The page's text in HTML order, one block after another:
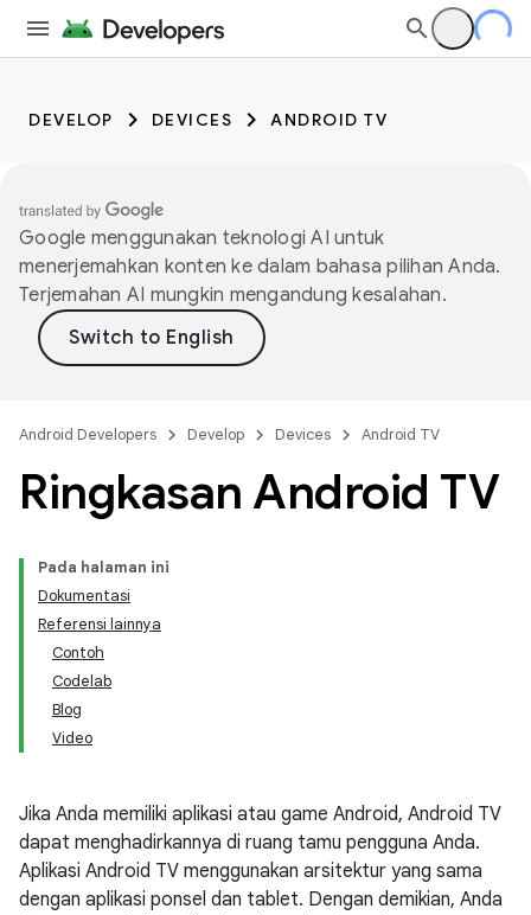
DEVELOP DEVICES ANDROID TV
Google menggunakan teknologi AI untuk
menerjemahkan konten ke dalam bahasa pilihan Anda.
Terjemahan AI mungkin mengandung kesalahan.
Android Developers Develop Devices Android TV
Ringkasan Android TV
Pada halaman ini
Dokumentasi
Referensi lainnya
Contoh
Codelab
Blog
Video
Jika Anda memiliki aplikasi atau game Android, Android TV
dapat menghadirkannya di ruang tamu pengguna Anda.
Aplikasi Android TV menggunakan arsitektur yang sama
dengan aplikasi ponsel dan tablet. Dengan demikian, Anda